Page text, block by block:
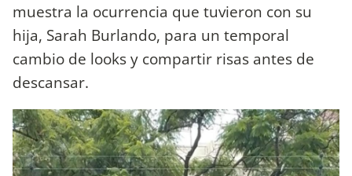
muestra la ocurrencia que tuvieron con su
hija, Sarah Burlando, para un temporal
cambio de looks y compartir risas antes de
descansar.